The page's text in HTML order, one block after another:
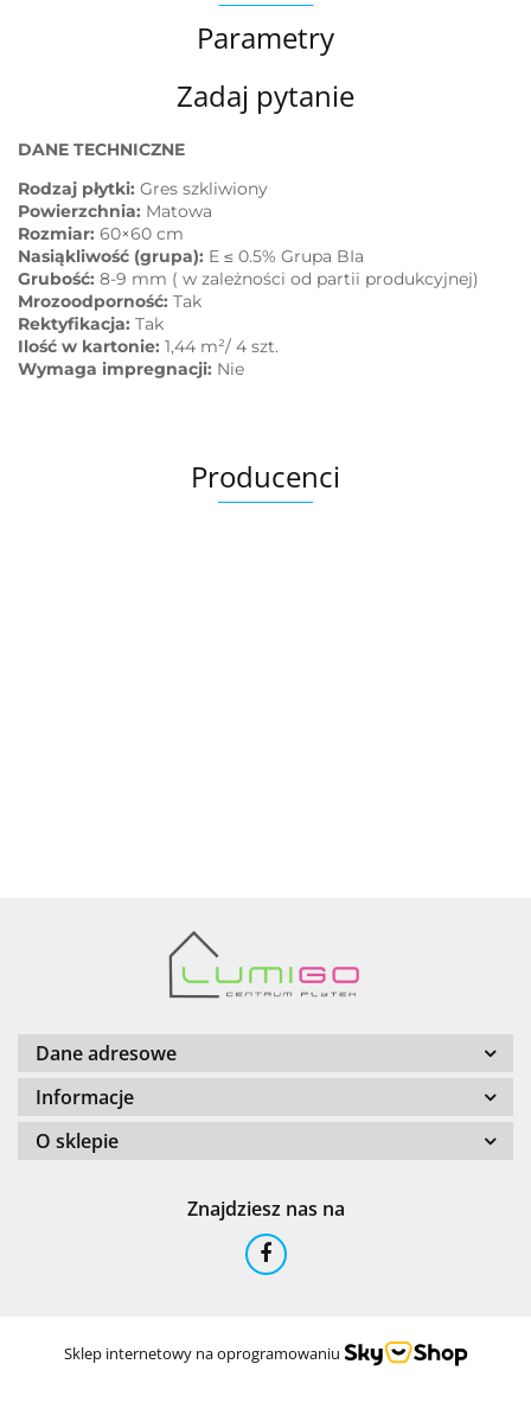
Parametry
Zadaj pytanie
DANE TECHNICZNE
Rodzaj płytki: Gres szkliwiony
Powierzchnia: Matowa
Rozmiar: 60×60 cm
Nasiąkliwość (grupa): E ≤ 0.5% Grupa BIa
Grubość: 8-9 mm ( w zależności od partii produkcyjnej)
Mrozoodporność: Tak
Rektyfikacja: Tak
Ilość w kartonie: 1,44 m²/ 4 szt.
Wymaga impregnacji: Nie
Producenci
Barwolf
Ceramfix
Dane adresowe
Informacje
O sklepie
Znajdziesz nas na
Sklep internetowy na oprogramowaniu